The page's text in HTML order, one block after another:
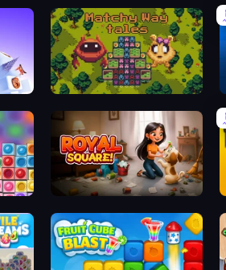
Matchy Way Tales
Royal Square